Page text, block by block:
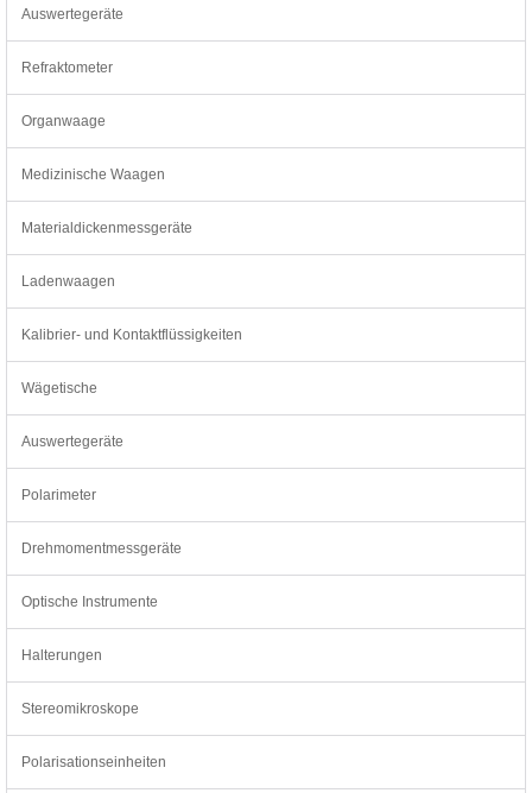
Auswertegeräte
Refraktometer
Organwaage
Medizinische Waagen
Materialdickenmessgeräte
Ladenwaagen
Kalibrier- und Kontaktflüssigkeiten
Wägetische
Auswertegeräte
Polarimeter
Drehmomentmessgeräte
Optische Instrumente
Halterungen
Stereomikroskope
Polarisationseinheiten